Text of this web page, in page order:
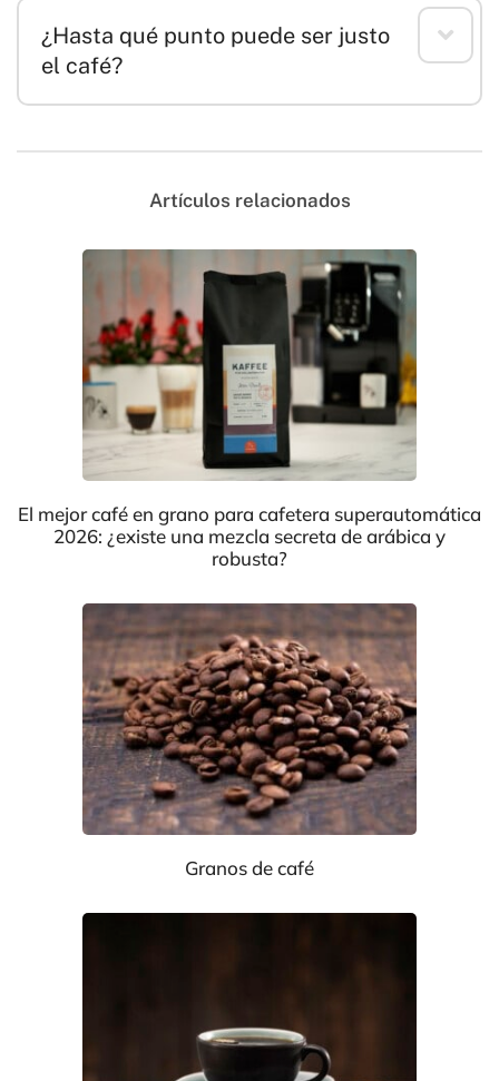
¿Hasta qué punto puede ser justo
el café?
Artículos relacionados
El mejor café en grano para cafetera superautomática
2026: ¿existe una mezcla secreta de arábica y
robusta?
Granos de café